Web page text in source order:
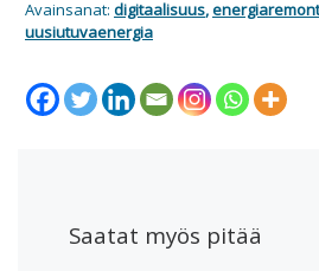
Saatat myös pitää
Avainsanat: digitaalisuus,
uusiutuvaenergia